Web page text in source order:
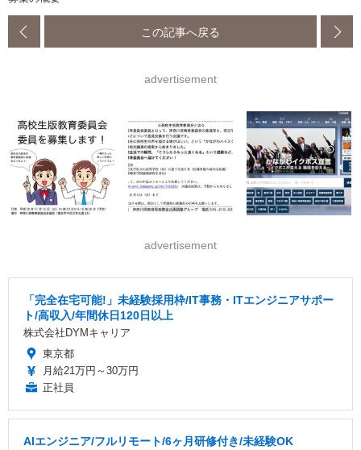
この記事へ戻る
advertisement
advertisement
「完全在宅可能!」未経験採用枠/IT事務・ITエンジニアサポー
ト/高収入/年間休日120日以上
株式会社DYMキャリア
東京都
月給21万円～30万円
正社員
AIエンジニア/フルリモート/6ヶ月研修付き/未経験OK